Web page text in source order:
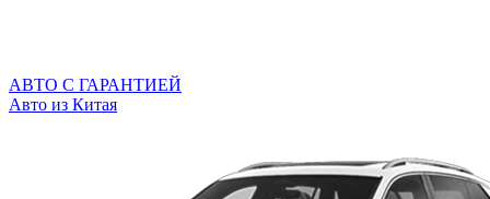
АВТО С ГАРАНТИЕЙ
Авто из Китая